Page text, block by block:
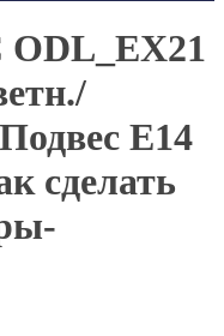
ODL_EX21
E14
сделать